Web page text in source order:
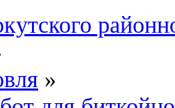
»